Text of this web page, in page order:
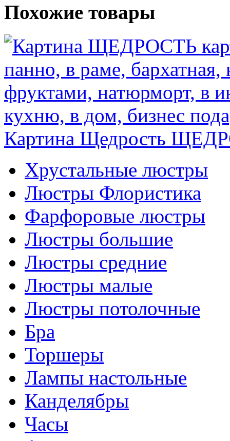
Похожие товары
Картина Щедрость
Хрустальные люстры
Люстры Флористика
Фарфоровые люстры
Люстры большие
Люстры средние
Люстры малые
Люстры потолочные
Бра
Торшеры
Лампы настольные
Канделябры
Часы